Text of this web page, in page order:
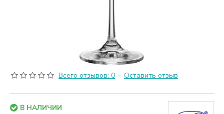
Всего отзывов: 0 - Оставить отзыв
В НАЛИЧИИ